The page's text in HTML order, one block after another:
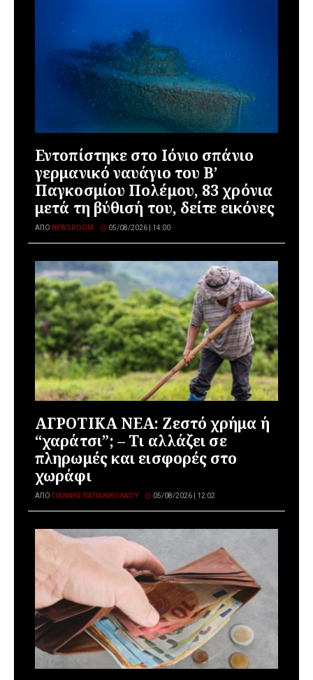
Εντοπίστηκε στο Ιόνιο σπάνιο
γερμανικό ναυάγιο του Β’
Παγκοσμίου Πολέμου, 83 χρόνια
μετά τη βύθισή του, δείτε εικόνες
ΑΠΌ NEWSROOM 05/08/2026 | 14:00
ΑΓΡΟΤΙΚΑ ΝΕΑ: Ζεστό χρήμα ή
“χαράτσι”; – Τι αλλάζει σε
πληρωμές και εισφορές στο
χωράφι
ΑΠΌ ΓΙΆΝΝΗΣ ΠΑΠΑΝΙΚΟΛΆΟΥ 05/08/2026 | 12:02